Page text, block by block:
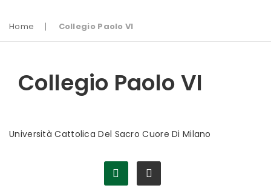
Home Collegio Paolo VI
Collegio Paolo VI
Università Cattolica Del Sacro Cuore Di Milano